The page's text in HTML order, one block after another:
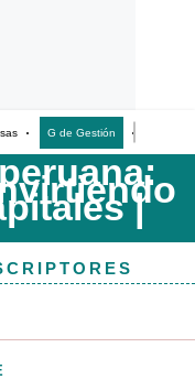
G de Gestión